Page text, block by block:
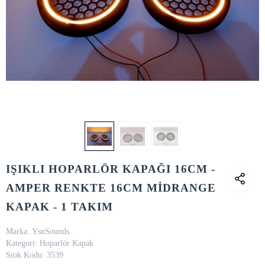
IŞIKLI HOPARLÖR KAPAĞI 16CM -
AMPER RENKTE 16CM MİDRANGE
KAPAK - 1 TAKIM
Marka: YsnSounds
Kategori: Hoparlör Kapak
Stok Kodu: 3539